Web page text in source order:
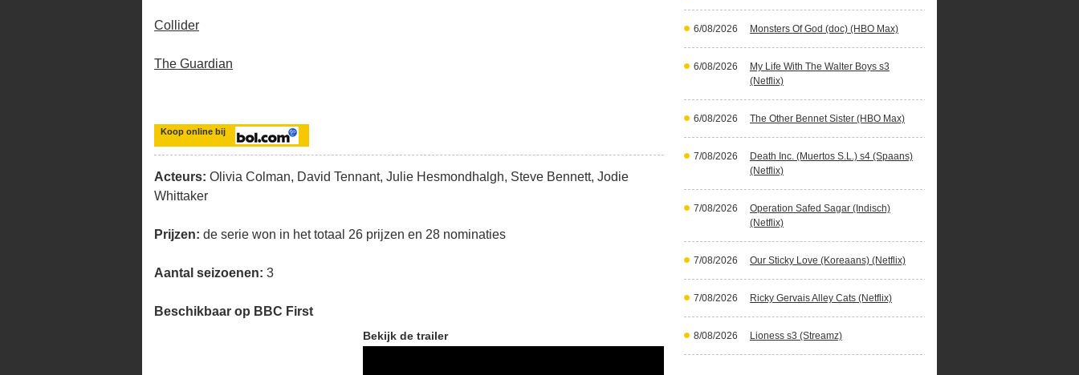
Collider
The Guardian
Koop online bij
Acteurs: Olivia Colman, David Tennant, Julie Hesmondhalgh, Steve Bennett, Jodie
Whittaker
Prijzen: de serie won in het totaal 26 prijzen en 28 nominaties
Aantal seizoenen: 3
Beschikbaar op BBC First
Bekijk de trailer
6/08/2026 Monsters Of God (doc) (HBO Max)
6/08/2026
My Life With The Walter Boys s3
(Netflix)
6/08/2026 The Other Bennet Sister (HBO Max)
7/08/2026
Death Inc. (Muertos S.L.) s4 (Spaans)
(Netflix)
7/08/2026
Operation Safed Sagar (Indisch)
(Netflix)
7/08/2026 Our Sticky Love (Koreaans) (Netflix)
7/08/2026 Ricky Gervais Alley Cats (Netflix)
8/08/2026 Lioness s3 (Streamz)